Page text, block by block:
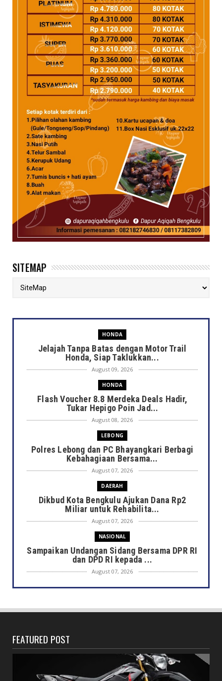
SITEMAP
HONDA
Jelajah Tanpa Batas dengan Motor Trail
Honda, Siap Taklukkan...
August 09, 2026
HONDA
Flash Voucher 8.8 Merdeka Deals Hadir,
Tukar Hepigo Poin Jad...
August 08, 2026
LEBONG
Polres Lebong dan PC Bhayangkari Berbagi
Kebahagiaan Bersama...
August 07, 2026
DAERAH
Dikbud Kota Bengkulu Ajukan Dana Rp2
Miliar untuk Rehabilita...
August 07, 2026
NASIONAL
Sampaikan Undangan Sidang Bersama DPR RI
dan DPD RI kepada ...
August 07, 2026
DAERAH
Gelar Lomba Kebersihan...
Jaga Kehormatan Simbol Negara, Walikota:
Jangan Pasang Bende...
August 07, 2026
FEATURED POST